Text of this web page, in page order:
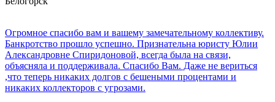
Огромное спасибо вам и вашему замечательному коллективу.
Банкротство прошло успешно. Признательна юристу Юлии
Александровне Спиридоновой, всегда была на связи,
объясняла и поддерживала. Спасибо Вам. Даже не вериться
,что теперь никаких долгов с бешеными процентами и
никаких коллекторов с угрозами.